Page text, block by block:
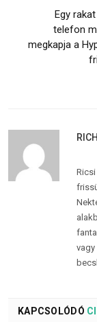
Egy
telefon
megkapja a
KAPCSOLÓDÓ